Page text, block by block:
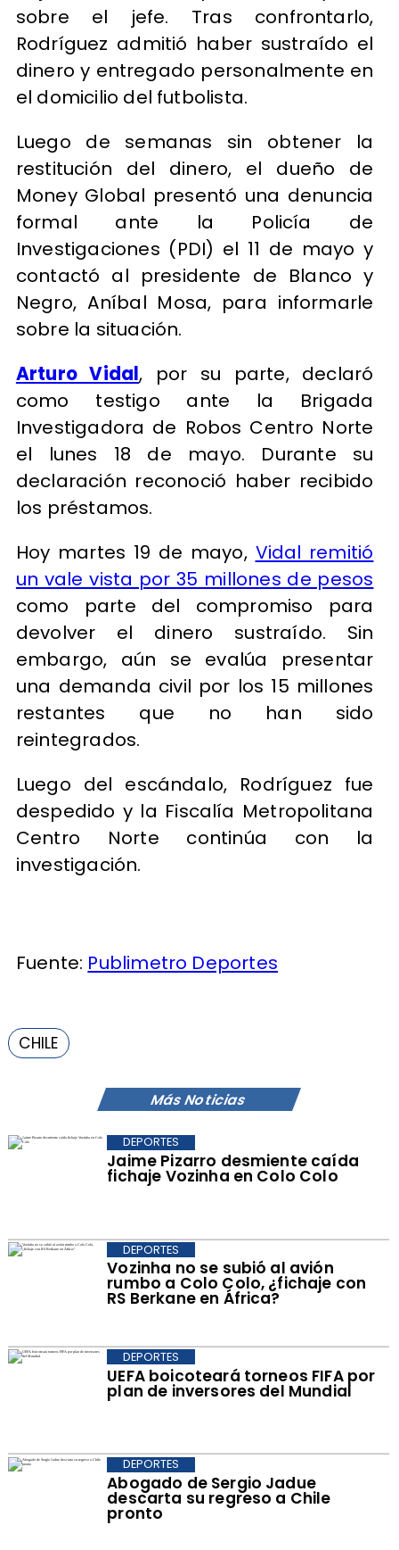
Más Noticias
Jaime Pizarro desmiente caída
fichaje Vozinha en Colo Colo
DEPORTES
Vozinha no se subió al avión
rumbo a Colo Colo, ¿fichaje con
RS Berkane en África?
DEPORTES
UEFA boicoteará torneos FIFA por
plan de inversores del Mundial
DEPORTES
Abogado de Sergio Jadue
descarta su regreso a Chile
pronto
DEPORTES
sobre el jefe. Tras confrontarlo,
Rodríguez admitió haber sustraído el
dinero y entregado personalmente en
el domicilio del futbolista.
Luego de semanas sin obtener la
restitución del dinero, el dueño de
Money Global presentó una denuncia
formal ante la Policía de
Investigaciones (PDI) el 11 de mayo y
contactó al presidente de Blanco y
Negro, Aníbal Mosa, para informarle
sobre la situación.
Arturo Vidal, por su parte, declaró
como testigo ante la Brigada
Investigadora de Robos Centro Norte
el lunes 18 de mayo. Durante su
declaración reconoció haber recibido
los préstamos.
Hoy martes 19 de mayo, Vidal remitió
un vale vista por 35 millones de pesos
como parte del compromiso para
devolver el dinero sustraído. Sin
embargo, aún se evalúa presentar
una demanda civil por los 15 millones
restantes que no han sido
reintegrados.
Luego del escándalo, Rodríguez fue
despedido y la Fiscalía Metropolitana
Centro Norte continúa con la
investigación.
Fuente: Publimetro Deportes
CHILE